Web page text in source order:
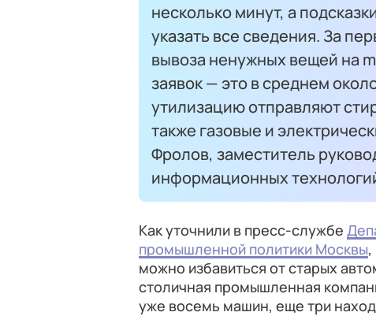
несколько минут, а
указать все сведения. За
вывоза ненужных вещей на
заявок — это в среднем
утилизацию отправляют
также газовые и
Фролов, заместитель
информационных
Как уточнили в пресс-службе
промышленной политики Москвы
можно избавиться от старых
столичная промышленная
уже восемь машин, еще три